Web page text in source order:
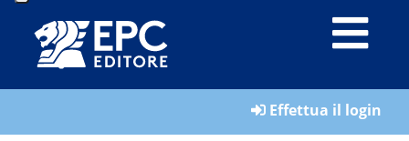
LIBRI
Effettua il login